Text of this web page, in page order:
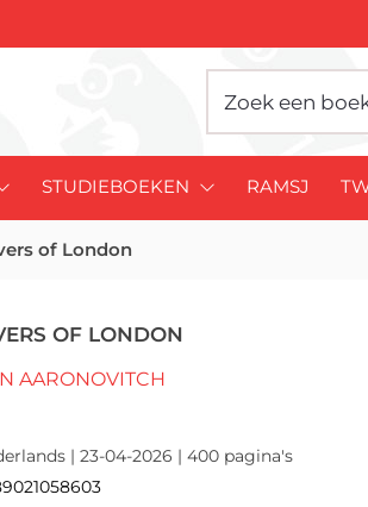
STUDIEBOEKEN RAMSJ
of London
OF LONDON
AARONOVITCH
| 23-04-2026 | 400 pagina's